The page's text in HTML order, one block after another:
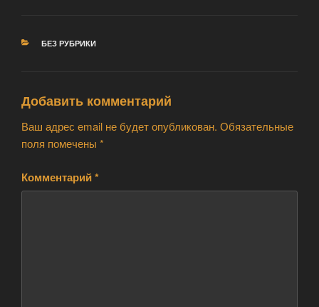
РУБРИКИ
БЕЗ РУБРИКИ
Добавить комментарий
Ваш адрес email не будет опубликован. Обязательные
поля помечены *
Комментарий*